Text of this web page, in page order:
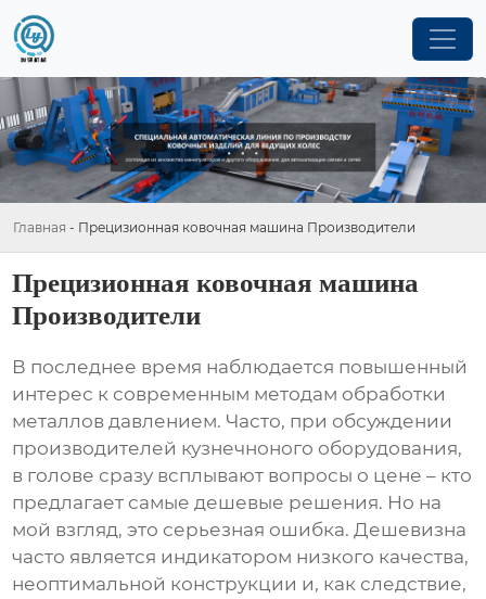
Главная - Прецизионная ковочная машина Производители
Прецизионная ковочная машина
Производители
В последнее время наблюдается повышенный
интерес к современным методам обработки
металлов давлением. Часто, при обсуждении
производителей кузнечноного оборудования,
в голове сразу всплывают вопросы о цене – кто
предлагает самые дешевые решения. Но на
мой взгляд, это серьезная ошибка. Дешевизна
часто является индикатором низкого качества,
неоптимальной конструкции и, как следствие,